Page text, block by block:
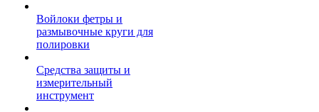
Войлоки фетры и
размывочные круги для
полировки
Средства защиты и
измерительный
инструмент